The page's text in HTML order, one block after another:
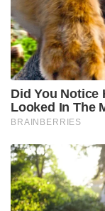
Did You Notice
Looked In The
BRAINBERRIES